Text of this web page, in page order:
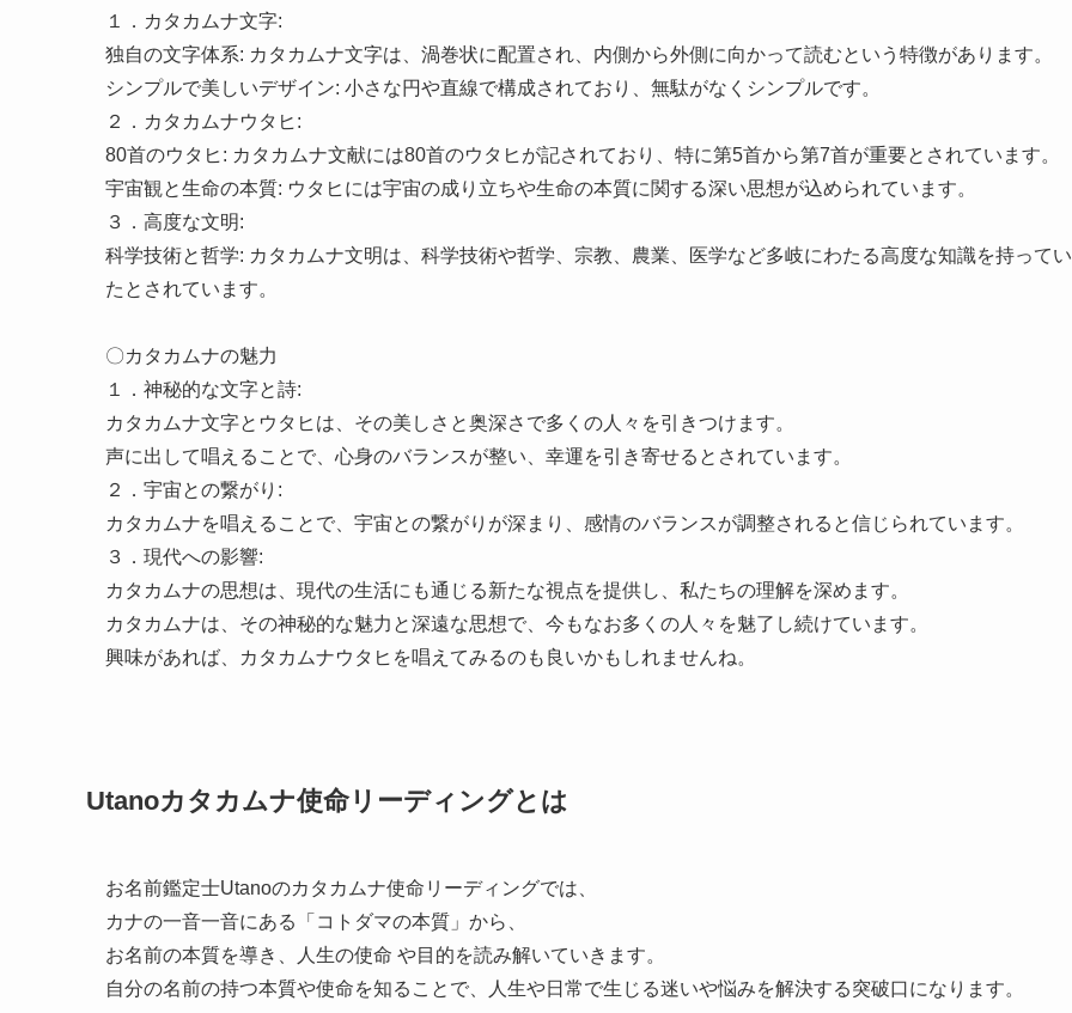
１．カタカムナ文字:
独自の文字体系: カタカムナ文字は、渦巻状に配置され、内側から外側に向かって読むという特徴があります。
シンプルで美しいデザイン: 小さな円や直線で構成されており、無駄がなくシンプルです。
２．カタカムナウタヒ:
80首のウタヒ: カタカムナ文献には80首のウタヒが記されており、特に第5首から第7首が重要とされています。
宇宙観と生命の本質: ウタヒには宇宙の成り立ちや生命の本質に関する深い思想が込められています。
３．高度な文明:
科学技術と哲学: カタカムナ文明は、科学技術や哲学、宗教、農業、医学など多岐にわたる高度な知識を持ってい
たとされています。
〇カタカムナの魅力
１．神秘的な文字と詩:
カタカムナ文字とウタヒは、その美しさと奥深さで多くの人々を引きつけます。
声に出して唱えることで、心身のバランスが整い、幸運を引き寄せるとされています。
２．宇宙との繋がり:
カタカムナを唱えることで、宇宙との繋がりが深まり、感情のバランスが調整されると信じられています。
３．現代への影響:
カタカムナの思想は、現代の生活にも通じる新たな視点を提供し、私たちの理解を深めます。
カタカムナは、その神秘的な魅力と深遠な思想で、今もなお多くの人々を魅了し続けています。
興味があれば、カタカムナウタヒを唱えてみるのも良いかもしれませんね。
Utanoカタカムナ使命リーディングとは
お名前鑑定士Utanoのカタカムナ使命リーディングでは、
カナの一音一音にある「コトダマの本質」から、
お名前の本質を導き、人生の使命 や目的を読み解いていきます。
自分の名前の持つ本質や使命を知ることで、人生や日常で生じる迷いや悩みを解決する突破口になります。